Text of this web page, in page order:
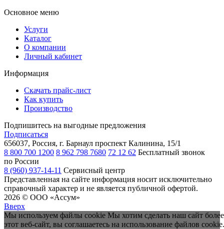
Основное меню
Услуги
Каталог
О компании
Личный кабинет
Информация
Скачать прайс-лист
Как купить
Производство
Подпишитесь на выгодные предложения
Подписаться
656037, Россия, г. Барнаул проспект Калинина, 15/1
8 800 700 1200 8 962 798 7680 72 12 62 Бесплатный звонок
по России
8 (960) 937-14-11 Сервисный центр
Представленная на сайте информация носит исключительно
справочный характер и не является публичной офертой.
2026 © ООО «Ассум»
Вверх
Мы используем файлы cookie Мы хотим сделать наш сайт
этот веб-сайт, вы соглашаетесь на использование файлов cookie.